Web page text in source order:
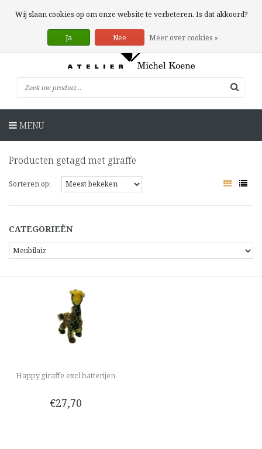
0 Artikelen
MENU
Producten getagd met giraffe
Sorteren op:
CATEGORIEËN
Happy giraffe excl batterijen
€27,70
Wij slaan cookies op om onze website te verbeteren. Is dat akkoord?
Ja Nee Meer over cookies »